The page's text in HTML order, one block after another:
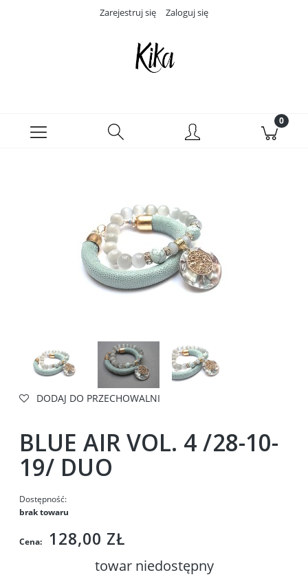
Zarejestruj się Zaloguj się
DODAJ DO PRZECHOWALNI
BLUE AIR VOL. 4 /28-10-
19/ DUO
Dostępność:
brak towaru
Cena: 128,00 ZŁ
towar niedostępny